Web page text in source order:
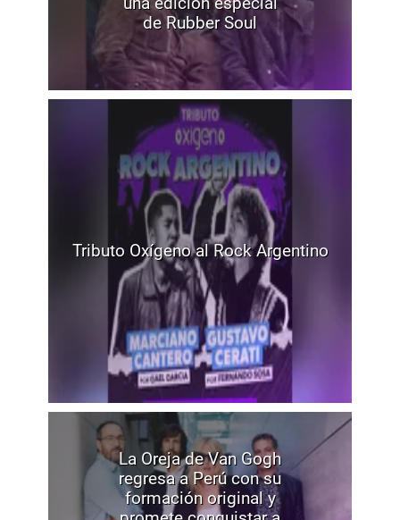
de Rubber Soul
Tributo Oxígeno al Rock Argentino
La Oreja de Van Gogh
regresa a Perú con su
formación original y